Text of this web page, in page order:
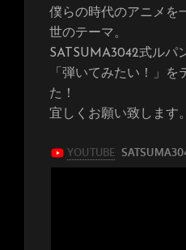
僕らの時代のアニメを
世のテーマ。
SATSUMA3042式ルパ
「弾いてみたい！」を
た！
宜しくお願い致します。